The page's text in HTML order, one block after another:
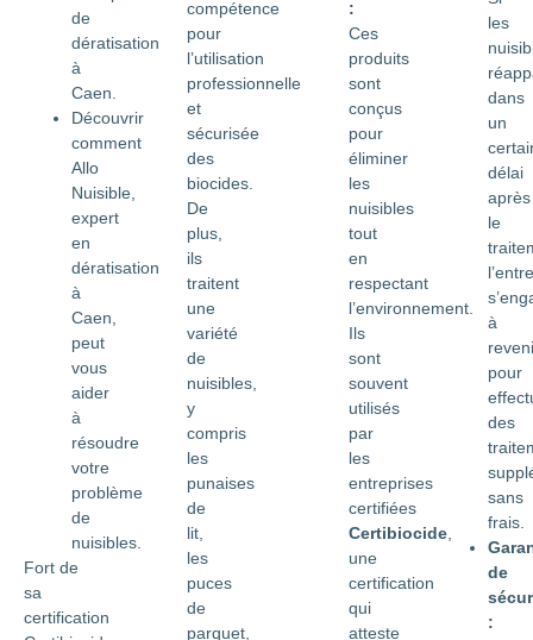
de
dératisation
à
Caen.
Découvrir
comment
Allo
Nuisible,
expert
en
dératisation
à
Caen,
peut
vous
aider
à
résoudre
votre
problème
de
nuisibles.
Fort de
sa
certification
compétence
pour
l’utilisation
professionnelle
et
sécurisée
des
biocides.
De
plus,
ils
traitent
une
variété
de
nuisibles,
y
compris
les
punaises
de
lit,
les
puces
de
parquet,
:
Ces
produits
sont
conçus
pour
éliminer
les
nuisibles
tout
en
respectant
l’environnement.
Ils
sont
souvent
utilisés
par
les
entreprises
certifiées
Certibiocide,
une
certification
qui
atteste
les
dans
un
délai
après
le
à
pour
des
sans
frais.
de
: